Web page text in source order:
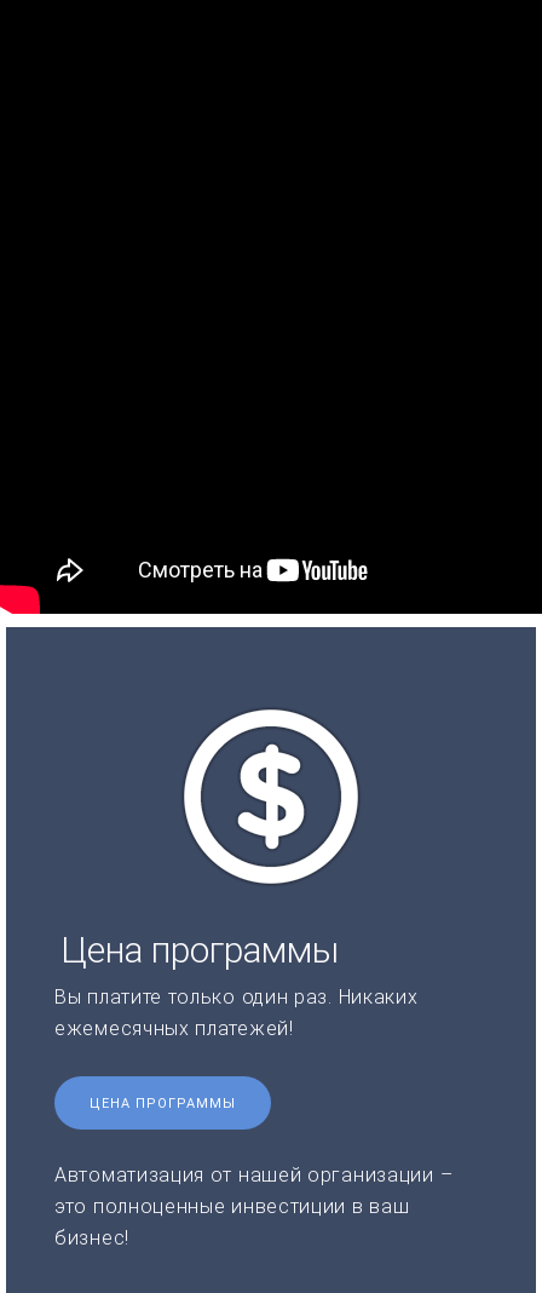
Цена программы
Вы платите только один раз. Никаких
ежемесячных платежей!
ЦЕНА ПРОГРАММЫ
Автоматизация от нашей организации –
это полноценные инвестиции в ваш
бизнес!